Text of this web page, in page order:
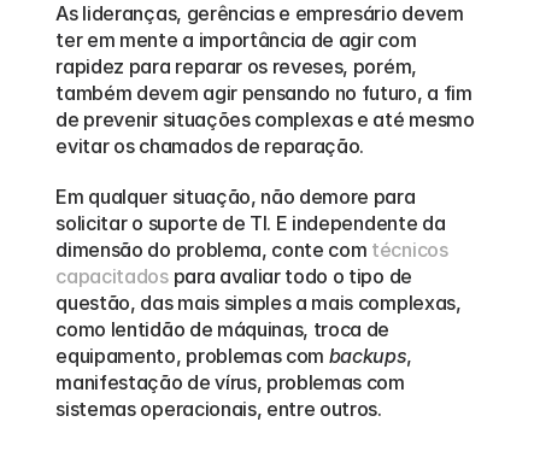
As lideranças, gerências e empresário devem
ter em mente a importância de agir com
rapidez para reparar os reveses, porém,
também devem agir pensando no futuro, a fim
de prevenir situações complexas e até mesmo
evitar os chamados de reparação.
Em qualquer situação, não demore para
solicitar o suporte de TI. E independente da
dimensão do problema, conte com técnicos
capacitados para avaliar todo o tipo de
questão, das mais simples a mais complexas,
como lentidão de máquinas, troca de
equipamento, problemas com backups,
manifestação de vírus, problemas com
sistemas operacionais, entre outros.